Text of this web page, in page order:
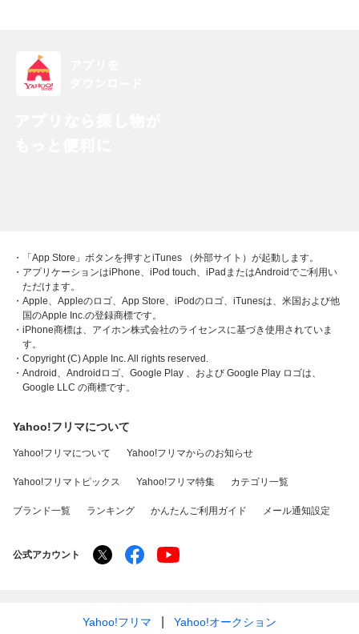
・「App Store」ボタンを押すとiTunes （外部サイト）が起動します。
・アプリケーションはiPhone、iPod touch、iPadまたはAndroidでご利用い
ただけます。
・Apple、Appleのロゴ、App Store、iPodのロゴ、iTunesは、米国および他
国のApple Inc.の登録商標です。
・iPhone商標は、アイホン株式会社のライセンスに基づき使用されていま
す。
・Copyright (C) Apple Inc. All rights reserved.
・Android、Androidロゴ、Google Play 、および Google Play ロゴは、
Google LLC の商標です。
Yahoo!フリマについて
Yahoo!フリマについて Yahoo!フリマからのお知らせ
Yahoo!フリマトピックス Yahoo!フリマ特集 カテゴリ一覧
ブランド一覧 ランキング かんたんご利用ガイド メール通知設定
公式アカウント
Yahoo!フリマ Yahoo!オークション